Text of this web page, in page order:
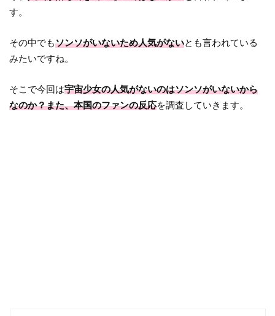
す。
その中でもソンソがいないため人気がないとも言われている
みたいですね。
そこで今回は宇宙少女の人気がないのはソンソがいないから
なのか？また、本国のファンの反応を調査していきます。